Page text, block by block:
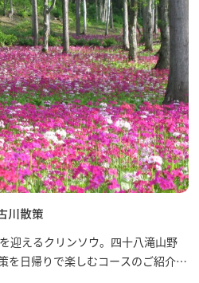
川散策
迎えるクリンソウ。四十八滝山野
を日帰りで楽しむコースのご紹介で